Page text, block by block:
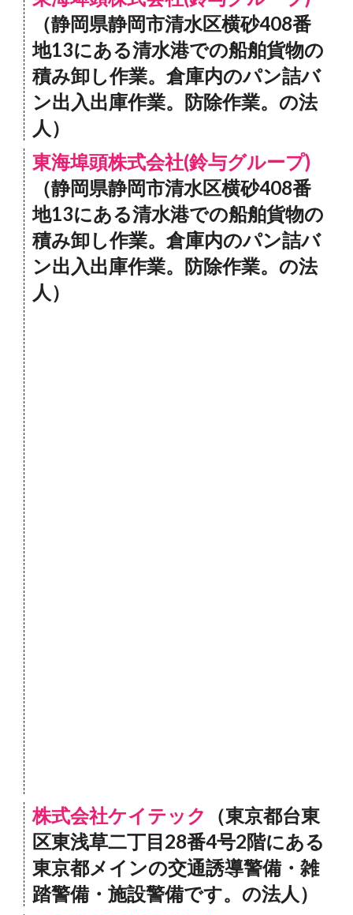
（静岡県静岡市清水区横砂408番
地13にある清水港での船舶貨物の
積み卸し作業。倉庫内のパン詰バ
ン出入出庫作業。防除作業。の法
人）
東海埠頭株式会社(鈴与グループ)
（静岡県静岡市清水区横砂408番
地13にある清水港での船舶貨物の
積み卸し作業。倉庫内のパン詰バ
ン出入出庫作業。防除作業。の法
人）
株式会社ケイテック
（東京都台東
区東浅草二丁目28番4号2階にある
東京都メインの交通誘導警備・雑
踏警備・施設警備です。の法人）